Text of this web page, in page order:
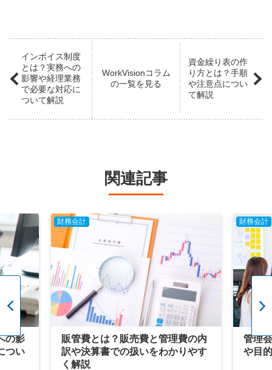
インボイス制度
とは？実務への
影響や経理業務
で必要な対応に
ついて解説
WorkVisionコラム
の一覧を見る
資金繰り表の作
り方とは？手順
や注意点につい
て解説
関連記事
の影
つい
財務会計
販管費とは？販売費と管理費の内
訳や決算書での扱いをわかりやす
く解説
財務会計
管理
や目